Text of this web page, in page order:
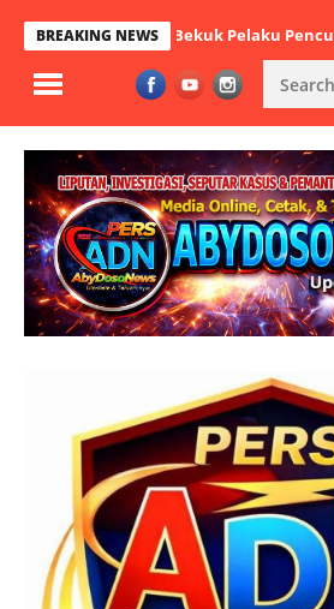
BREAKING NEWS
Cikande Bekuk Pelaku Pencurian HP